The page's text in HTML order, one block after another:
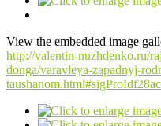
View the embedded image
http://valentin-nuzhdenko.ru/
donga/varavleya-zapadnyj-